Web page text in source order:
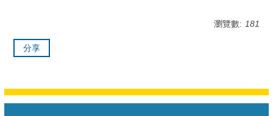
瀏覽數: 181
分享